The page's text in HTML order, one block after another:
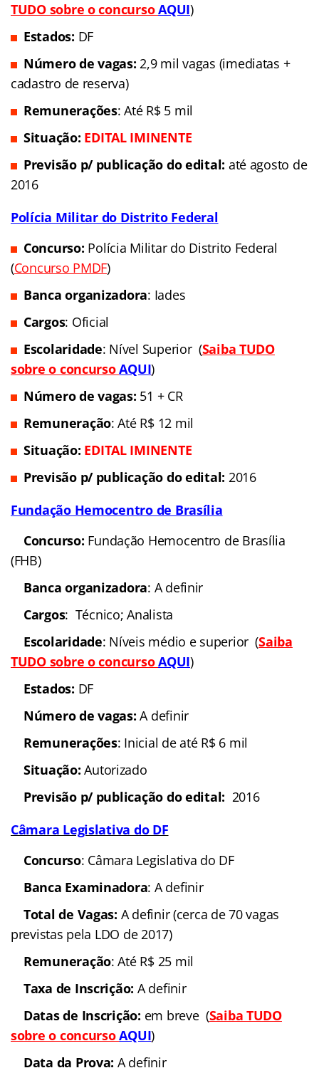
TUDO sobre o concursoAQUI)
Estados: DF
Número de vagas: 2,9 mil vagas (imediatas +
cadastro de reserva)
Remunerações: Até R$ 5 mil
Situação: EDITAL IMINENTE
Previsão p/ publicação do edital: até agosto de
2016
Polícia Militar do Distrito Federal
Concurso: Polícia Militar do Distrito Federal
(Concurso PMDF)
Banca organizadora: Iades
Cargos: Oficial
Escolaridade: Nível Superior (Saiba TUDO
sobre o concursoAQUI)
Número de vagas: 51 + CR
Remuneração: Até R$ 12 mil
Situação: EDITAL IMINENTE
Previsão p/ publicação do edital: 2016
Fundação Hemocentro de Brasília
Concurso: Fundação Hemocentro de Brasília
(FHB)
Banca organizadora: A definir
Cargos: Técnico; Analista
Escolaridade: Níveis médio e superior (Saiba
TUDO sobre o concursoAQUI)
Estados: DF
Número de vagas: A definir
Remunerações: Inicial de até R$ 6 mil
Situação:Autorizado
Previsão p/ publicação do edital: 2016
Câmara Legislativa do DF
Concurso: Câmara Legislativa do DF
Banca Examinadora: A definir
Total de Vagas: A definir (cerca de 70 vagas
previstas pela LDO de 2017)
Remuneração: Até R$ 25 mil
Taxa de Inscrição: A definir
Datas de Inscrição: em breve (Saiba TUDO
sobre o concursoAQUI)
Data da Prova: A definir